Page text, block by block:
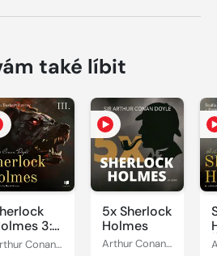
také líbit
3:
rodu
Arthur Conan Doyle
5x Sherlock
Holmes
Arthur Conan Doyle